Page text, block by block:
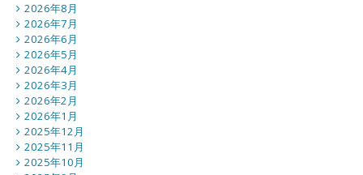
2026年8月
2026年7月
2026年6月
2026年5月
2026年4月
2026年3月
2026年2月
2026年1月
2025年12月
2025年11月
2025年10月